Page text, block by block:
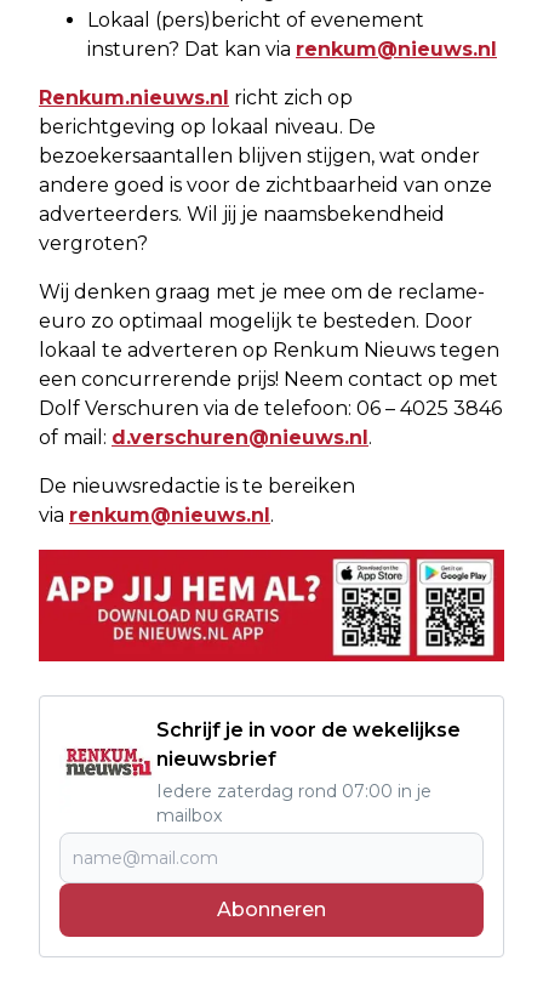
Lokaal (pers)bericht of evenement
insturen? Dat kan via renkum@nieuws.nl
Renkum.nieuws.nl richt zich op
berichtgeving op lokaal niveau. De
bezoekersaantallen blijven stijgen, wat onder
andere goed is voor de zichtbaarheid van onze
adverteerders. Wil jij je naamsbekendheid
vergroten?
Wij denken graag met je mee om de reclame-
euro zo optimaal mogelijk te besteden. Door
lokaal te adverteren op Renkum Nieuws tegen
een concurrerende prijs! Neem contact op met
Dolf Verschuren via de telefoon: 06 – 4025 3846
of mail: d.verschuren@nieuws.nl.
De nieuwsredactie is te bereiken
via renkum@nieuws.nl.
Schrijf je in voor de wekelijkse
nieuwsbrief
Iedere zaterdag rond 07:00 in je
mailbox
Abonneren